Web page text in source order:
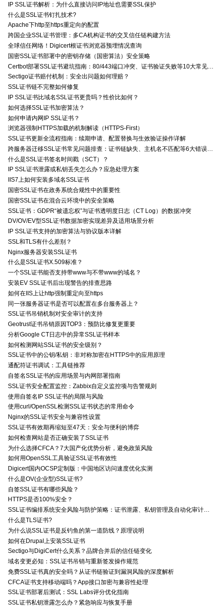
IP SSL证书解析：为什么直接访问IP地址也需要SSL保护
什么是SSL证书钉扎技术?
Apache下http至https重定向的配置
跨国企业SSL证书管理：多CA机构证书的交叉信任链构建方法
全球信任网络！Digicert根证书浏览器预埋情况查询
国密SSL证书部署中的密钥存储（国密算法）安全策略
Sectigo证书赔付机制：安全出问题如何理赔？
SSL证书链不完整如何修复
IP SSL证书比域名SSL证书更贵吗？性价比如何？
如何选择SSL证书加密算法？
如何申请内网IP SSL证书？
浏览器强制HTTPS加载的机制解读（HTTPS-First）
SSL证书更新全流程指南：续期申请、配置替换与生效验证操作详解
跨服务器迁移SSL证书常见问题排查：证书链缺失、主机名不匹配等6大错误解决方案
什么是SSL证书签名时间戳（SCT）？
IP SSL证书泄露或私钥丢失怎么办？应急处理方案
IIS7上如何安装多域名SSL证书
国密SSL证书在政务系统合规性中的重要性
国密SSL证书在混合云环境中的安全策略
SSL证书：GDPR“被遗忘权”与证书透明度日志（CT Log）的数据冲突
DV/OV/EV型SSL证书数据加密实现差异及适用场景分析
IP SSL证书支持的加密算法与协议版本详解
SSL和TLS有什么差别？
Nginx服务器安装SSL证书
什么是SSL证书X.509标准？
一个SSL证书能否支持带www与不带www的域名？
安装EV SSL证书后出现警告的排查思路
如何在IIS上让http强制重定向至https
同一张服务器证书是否可以配置在多台服务器上？
SSL证书吊销机制对安全审计的支持
Geotrust证书吊销原因TOP3：预防比修复更重要
分析Google CT日志中的异常SSL证书样本
如何检测网站SSL证书的安全级别？
SSL证书中的公钥/私钥：非对称加密在HTTPS中的应用原理
通配符证书调试：工具链推荐
自签名SSL证书的应用场景与内网部署指南
SSL证书安全配置监控：Zabbix自定义监控项与告警规则
使用自签名IP SSL证书的局限与风险
使用curl/OpenSSL检测SSL证书状态的常用命令
Nginx的SSL证书安全与兼容性设置
SSL证书有效期再缩短至47天：安全与便利的博弈
如何检查网站是否正确安装了SSL证书
为什么选择CFCA？7大国产化优势分析，避免政策风险
如何用OpenSSL工具验证SSL证书有效性
Digicert国内OCSP定制版：中国地区访问速度优化实测
什么是OV(企业型)SSL证书?
自签SSL证书有哪些风险？
HTTPS是否100%安全？
SSL证书编排系统安全风险与防护策略：证书泄露、私钥管理及自动化审计技术要点
什么是TLS证书?
为什么说SSL证书是反钓鱼的第一道防线？原理说明
如何在Drupal上安装SSL证书
Sectigo与DigiCert什么关系？品牌合并后的信任链变化
域名变更必知：SSL证书吊销与重新签发操作规范
免费SSL证书真的安全吗？从证书链验证到漏洞风险的深度解析
CFCA证书支持移动端吗？App接口加密与兼容性处理
SSL证书部署后测试：SSL Labs评分优化指南
SSL证书私钥泄露怎么办？紧急响应与恢复手册